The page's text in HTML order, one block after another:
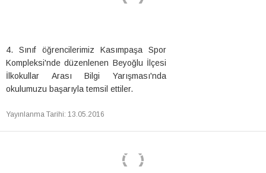
4. Sınıf öğrencilerimiz Kasımpaşa Spor
Kompleksi'nde düzenlenen Beyoğlu İlçesi
İlkokullar Arası Bilgi Yarışması'nda
okulumuzu başarıyla temsil ettiler.
Yayınlanma Tarihi: 13.05.2016